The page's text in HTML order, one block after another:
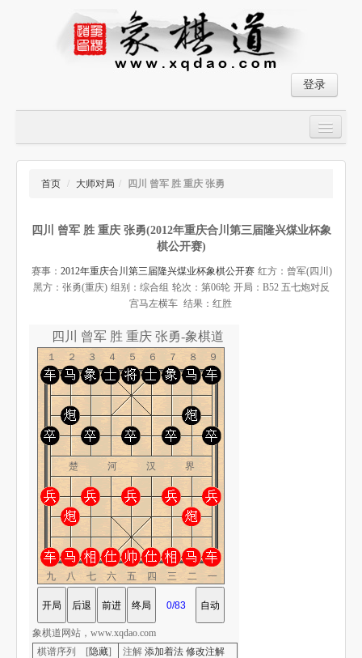
登录
大师对局
象棋棋谱
残局破解
首页 / 大师对局 / 四川 曾军 胜 重庆 张勇
四川 曾军 胜 重庆 张勇(2012年重庆合川第三届隆兴煤业杯象
棋公开赛)
赛事： 2012年重庆合川第三届隆兴煤业杯象棋公开赛 红方：曾军(四川)
黑方：张勇(重庆) 组别：综合组 轮次：第06轮 开局：B52 五七炮对反
宫马左横车 结果：红胜
四川 曾军 胜 重庆 张勇-象棋道
１２３４５６７８９
楚 河 汉 界
九八七六五四三二一
棋谱序列 [隐藏]
注解 添加着法 修改注解
象棋道网站，www.xqdao.com